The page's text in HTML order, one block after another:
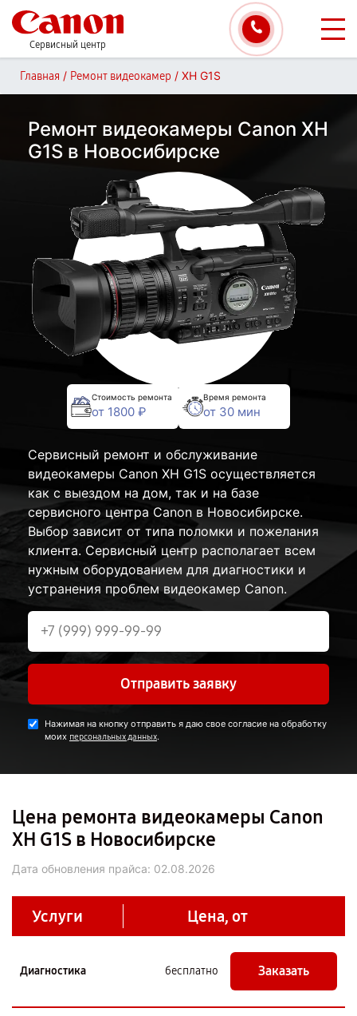
Сервисный центр
Главная / Ремонт видеокамер / XH G1S
Ремонт видеокамеры Canon XH
G1S в Новосибирске
Стоимость ремонта
от 1800 ₽
Время ремонта
от 30 мин
Сервисный ремонт и обслуживание
видеокамеры Canon XH G1S осуществляется
как с выездом на дом, так и на базе
сервисного центра Canon в Новосибирске.
Выбор зависит от типа поломки и пожелания
клиента. Сервисный центр располагает всем
нужным оборудованием для диагностики и
устранения проблем видеокамер Canon.
Отправить заявку
Нажимая на кнопку отправить я даю свое согласие на обработку
моих персональных данных.
Цена ремонта видеокамеры Canon
XH G1S в Новосибирске
Дата обновления прайса: 02.08.2026
Услуги Цена, от
Диагностика бесплатно Заказать